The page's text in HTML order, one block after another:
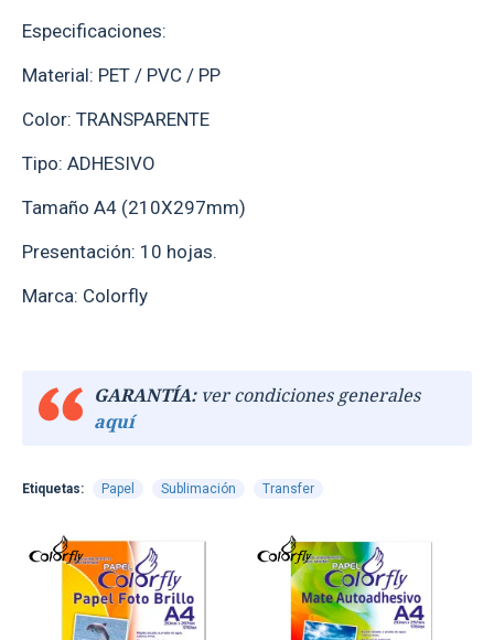
Especificaciones:
Material: PET / PVC / PP
Color: TRANSPARENTE
Tipo: ADHESIVO
Tamaño A4 (210X297mm)
Presentación: 10 hojas.
Marca: Colorfly
GARANTÍA:ver condiciones generales
aquí
Etiquetas: Papel Sublimación Transfer
TEXTTRANSPARENTE